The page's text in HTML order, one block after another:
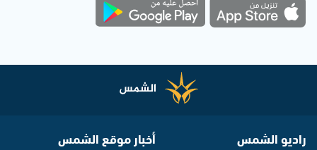
راديو الشمس أخبار موقع الشمس